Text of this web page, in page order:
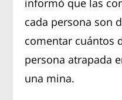
informó que las
cada persona son
comentar cuántos
persona atrapada
una mina.